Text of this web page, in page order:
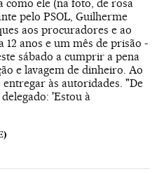
como ele (na foto, de rosa
pelo PSOL, Guilherme
aos procuradores e ao
anos e um mês de prisão -
sábado a cumprir a pena
e lavagem de dinheiro. Ao
às autoridades. "De
'Estou à